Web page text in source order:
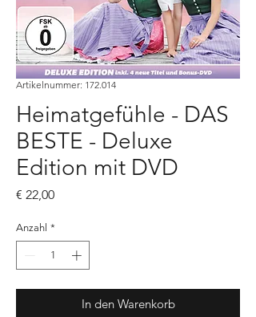
Artikelnummer: 172.014
Heimatgefühle - DAS
BESTE - Deluxe
Edition mit DVD
€ 22,00Preis
Anzahl *
In den Warenkorb